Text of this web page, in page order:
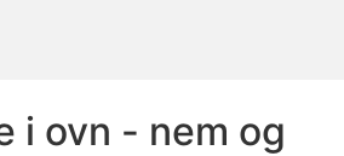
i ovn - nem og